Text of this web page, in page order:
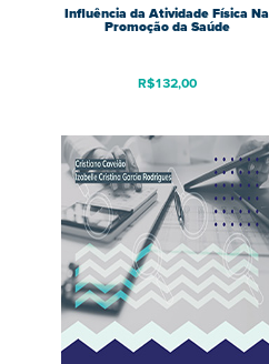
Influência da Atividade Física Na
Promoção da Saúde
R$132,00